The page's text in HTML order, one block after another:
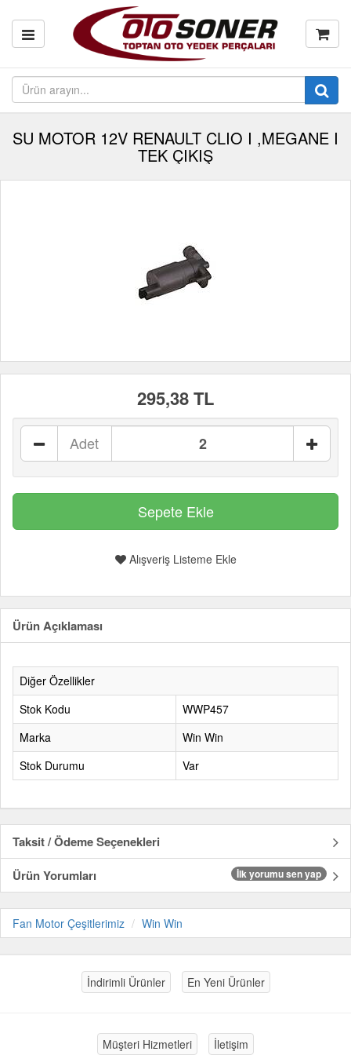
SU MOTOR 12V RENAULT CLIO I ,MEGANE I
TEK ÇIKIŞ
295,38 TL
Adet
Alışveriş Listeme Ekle
Ürün Açıklaması
Diğer Özellikler
Stok Kodu
WWP457
Marka
Win Win
Stok Durumu
Var
Taksit / Ödeme Seçenekleri
Ürün Yorumları
İlk yorumu sen yap
Fan Motor Çeşitlerimiz Win Win
İndirimli Ürünler En Yeni Ürünler
Müşteri Hizmetleri İletişim